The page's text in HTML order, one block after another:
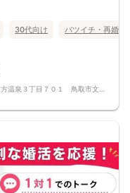
30代向け バツイチ・再婚
鳥取市文化センター 2F会議室4 鳥取県鳥取市吉方温泉３丁目７０１ 鳥取市文化センター